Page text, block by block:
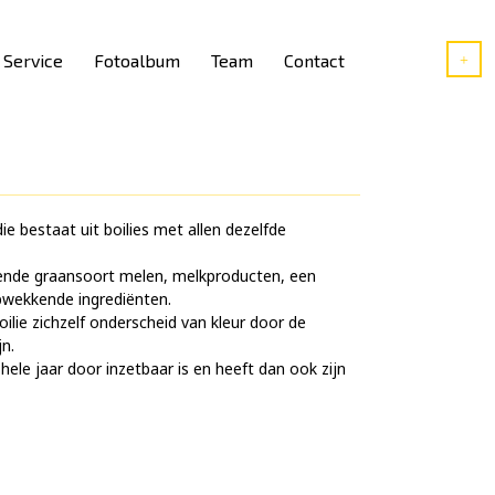
Service Fotoalbum Team Contact
bestaat uit boilies met allen dezelfde
graansoort melen, melkproducten, een
ingrediënten.
zichzelf onderscheid van kleur door de
jaar door inzetbaar is en heeft dan ook zijn